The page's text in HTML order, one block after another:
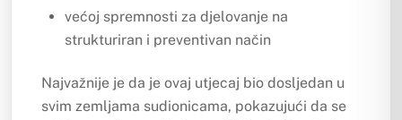
većoj spremnosti za djelovanje na
strukturiran i preventivan način
Najvažnije je da je ovaj utjecaj bio dosljedan u
svim zemljama sudionicama, pokazujući da se